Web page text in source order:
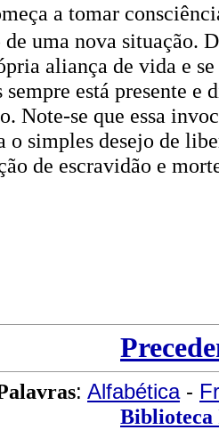
a tomar
uma nova situação.
aliança de vida e
sempre está presente
Note-se que essa
o simples desejo de
de escravidão e
: Alfabética-